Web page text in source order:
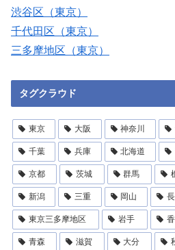
渋谷区（東京）
千代田区（東京）
三多摩地区（東京）
タグクラウド
東京 大阪 神奈川
千葉 兵庫 北海道
京都 茨城 群馬
新潟 三重 岡山
東京三多摩地区 岩手 香
青森 滋賀 大分